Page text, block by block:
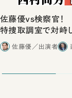
佐藤優vs検察官！
特捜取調室で対峙
合ったこと
佐藤優／出演者